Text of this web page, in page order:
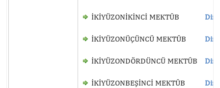
İKİYÜZONİKİNCİ MEKTÛB
İKİYÜZONÜÇÜNCÜ MEKTÛB
İKİYÜZONDÖRDÜNCÜ MEKTÛB
İKİYÜZONBEŞİNCİ MEKTÛB